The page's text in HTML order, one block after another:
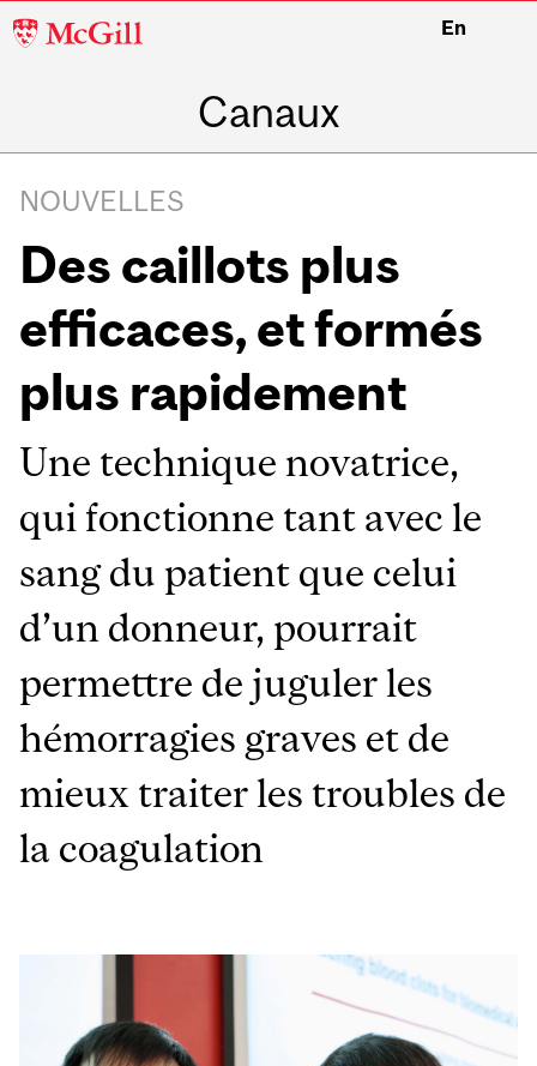
McGill
En
Canaux
NOUVELLES
Des caillots plus
efficaces, et formés
plus rapidement
Une technique novatrice,
qui fonctionne tant avec le
sang du patient que celui
d’un donneur, pourrait
permettre de juguler les
hémorragies graves et de
mieux traiter les troubles de
la coagulation